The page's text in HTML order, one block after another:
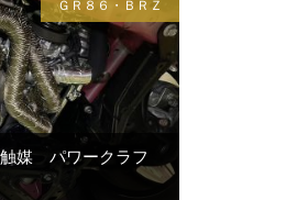
媒 パワークラフ
ＧＲ８６・ＢＲＺ